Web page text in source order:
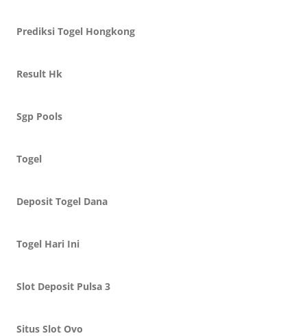
Prediksi Togel Hongkong
Result Hk
Sgp Pools
Togel
Deposit Togel Dana
Togel Hari Ini
Slot Deposit Pulsa 3
Situs Slot Ovo